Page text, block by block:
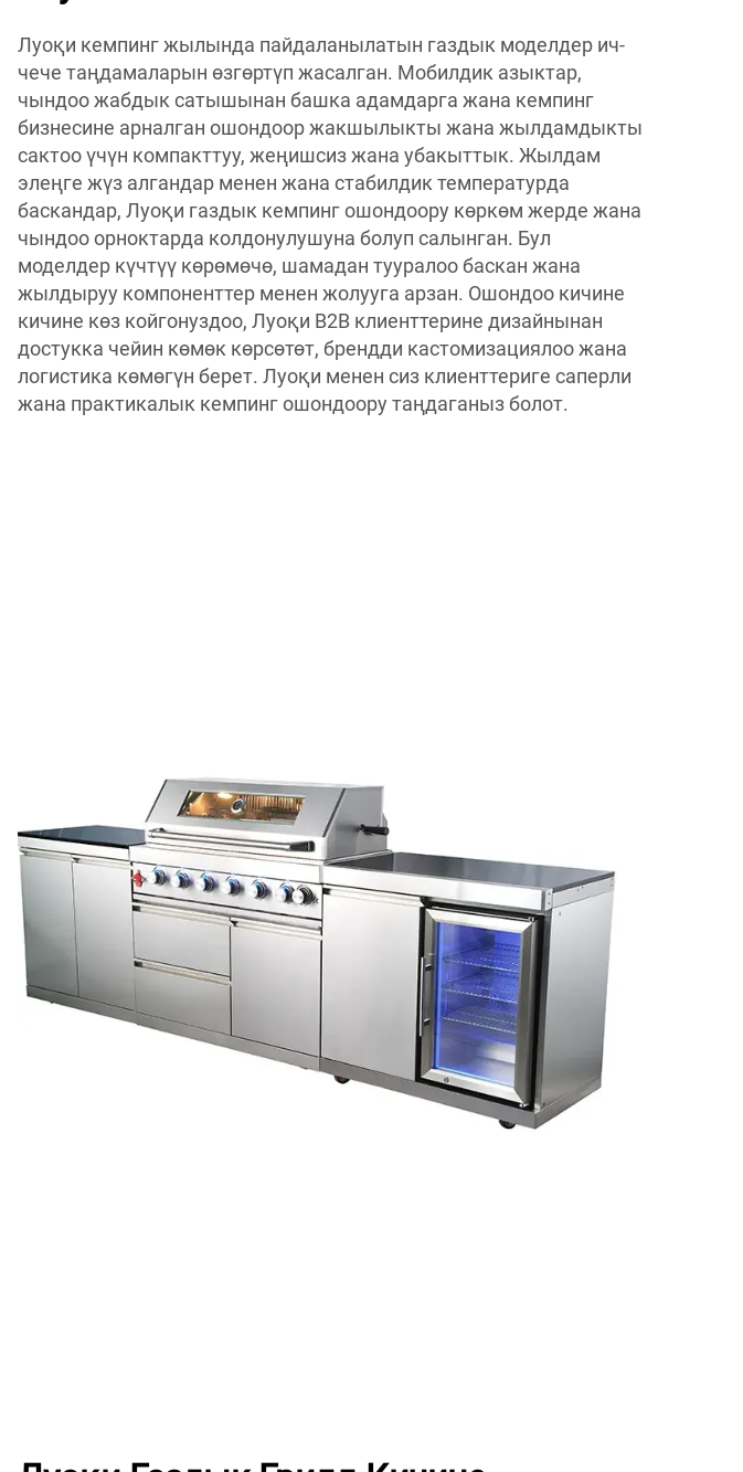
Луоқи кемпинг жылында пайдаланылатын газдык моделдер ич-
чече таңдамаларын өзгөртүп жасалган. Мобилдик азыктар,
чындоо жабдык сатышынан башка адамдарга жана кемпинг
бизнесине арналган ошондоор жакшылыкты жана жылдамдыкты
сактоо үчүн компакттуу, жеңишсиз жана убакыттык. Жылдам
элеңге жүз алгандар менен жана стабилдик температурда
баскандар, Луоқи газдык кемпинг ошондоору көркөм жерде жана
чындоо орноктарда колдонулушуна болуп салынган. Бул
моделдер күчтүү көрөмөчө, шамадан тууралoo баскан жана
жылдыруу компоненттер менен жолууга арзан. Ошондоо кичине
кичине көз койгонуздоо, Луоқи B2B клиенттерине дизайнынан
достукка чейин көмөк көрсөтөт, брендди кастомизациялоо жана
логистика көмөгүн берет. Луоқи менен сиз клиенттериге саперли
жана практикалык кемпинг ошондоору таңдаганыз болот.